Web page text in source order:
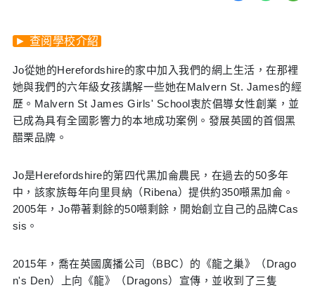
► 查阅學校介紹
Jo從她的Herefordshire的家中加入我們的網上生活，在那裡
她與我們的六年級女孩講解一些她在Malvern St. James的經
歷。Malvern St James Girls' School衷於倡導女性創業，並
已成為具有全國影響力的本地成功案例。發展英國的首個黑
醋栗品牌。
Jo是Herefordshire的第四代黑加侖農民，在過去的50多年
中，該家族每年向里貝納（Ribena）提供約350噸黑加侖。
2005年，Jo帶著剩餘的50噸剩餘，開始創立自己的品牌Cas
sis。
2015年，喬在英國廣播公司（BBC）的《龍之巢》（Drago
n's Den）上向《龍》（Dragons）宣傳，並收到了三隻